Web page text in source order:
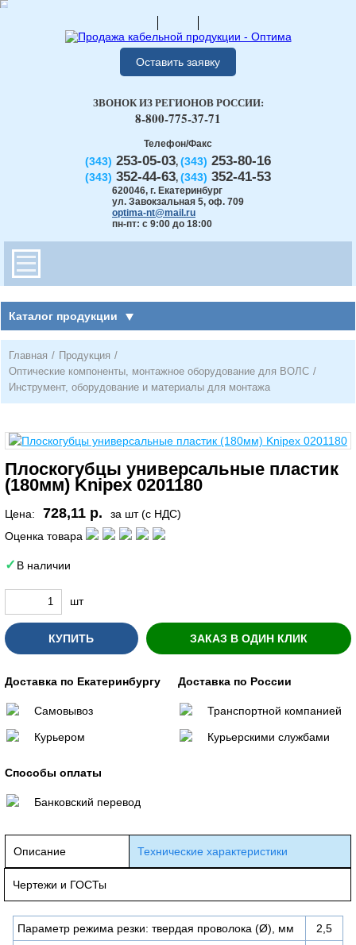
Оставить заявку
Телефон/Факс
(343) 253-05-03, (343) 253-80-16
(343) 352-44-63, (343) 352-41-53
620046, г. Екатеринбург
ул. Завокзальная 5, оф. 709
optima-nt@mail.ru
пн-пт: с 9:00 до 18:00
ЗВОНОК ИЗ РЕГИОНОВ РОССИИ:
8-800-775-37-71
Каталог продукции
Главная / Продукция /
Оптические компоненты, монтажное оборудование для ВОЛС /
Инструмент, оборудование и материалы для монтажа
Плоскогубцы универсальные пластик
(180мм) Knipex 0201180
Цена: 728,11 р.
за шт (с НДС)
Оценка товара
В наличии
шт
КУПИТЬ ЗАКАЗ В ОДИН КЛИК
Доставка по Екатеринбургу
Самовывоз
Курьером
Доставка по России
Транспортной компанией
Курьерскими службами
Способы оплаты
Банковский перевод
Описание Технические характеристики
Чертежи и ГОСТы
Параметр режима резки: твердая проволока (Ø), мм
2,5